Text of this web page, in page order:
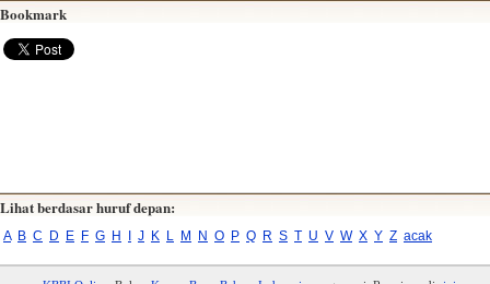
Bookmark
Lihat berdasar huruf depan:
A B C D E F G H I J K L M N O P Q R S T U V W X Y Z acak